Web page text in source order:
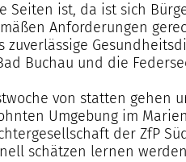
Seiten ist, da ist sich
Anforderungen
zuverlässige
Buchau und die
von statten
Umgebung im
der ZfP
schätzen lernen